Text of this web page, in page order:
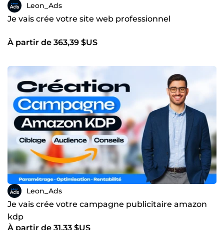
Leon_Ads
Je vais crée votre site web professionnel
À partir de 363,39 $US
Leon_Ads
Je vais crée votre campagne publicitaire amazon
kdp
À partir de 31,33 $US